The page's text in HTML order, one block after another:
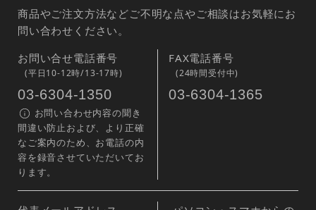
商品やご注文方法などご不明な点やご相談はお気軽にお
問い合わせください。
お問い合せ電話番号
(平日10-12時/13-17時)
03-6304-1350
お問い合わせ内容の聞き
間違い防止および、より正確
なご案内のため、お電話の内
容を録音させていただいてお
ります。
FAX電話番号
(24時間受付中)
03-6304-1365